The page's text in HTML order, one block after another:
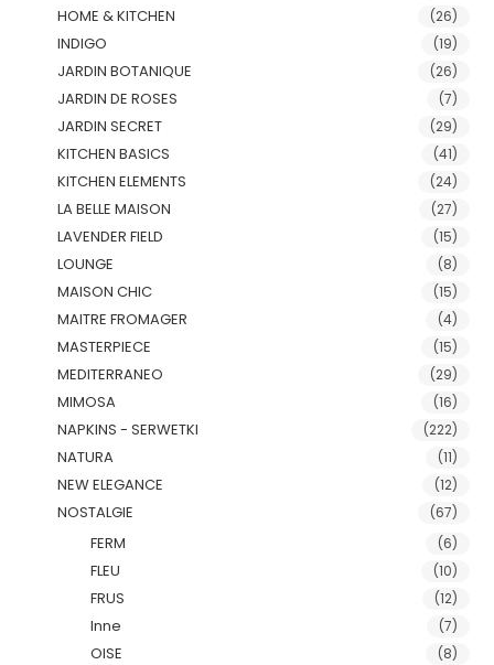
HOME & KITCHEN (26)
INDIGO (19)
JARDIN BOTANIQUE (26)
JARDIN DE ROSES (7)
JARDIN SECRET (29)
KITCHEN BASICS (41)
KITCHEN ELEMENTS (24)
LA BELLE MAISON (27)
LAVENDER FIELD (15)
LOUNGE (8)
MAISON CHIC (15)
MAITRE FROMAGER (4)
MASTERPIECE (15)
MEDITERRANEO (29)
MIMOSA (16)
NAPKINS - SERWETKI (222)
NATURA (11)
NEW ELEGANCE (12)
NOSTALGIE (67)
FERM (6)
FLEU (10)
FRUS (12)
Inne (7)
OISE (8)